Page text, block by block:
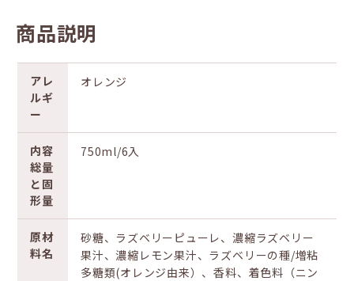
商品説明
アレ
ルギ
ー
オレンジ
内容
総量
と固
形量
750ml/6入
原材
料名
砂糖、ラズベリーピューレ、濃縮ラズベリー
果汁、濃縮レモン果汁、ラズベリーの種/増粘
多糖類(オレンジ由来）、香料、着色料（ニン